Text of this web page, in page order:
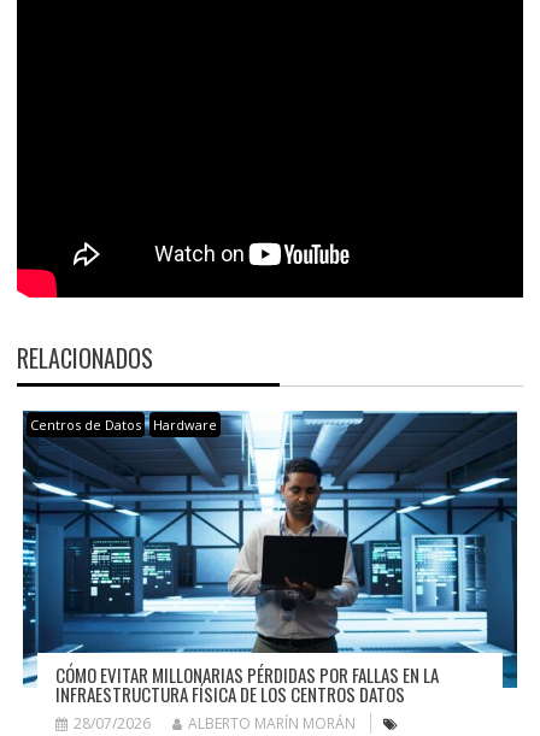
RELACIONADOS
Centros de Datos Hardware
CÓMO EVITAR MILLONARIAS PÉRDIDAS POR FALLAS EN LA
INFRAESTRUCTURA FÍSICA DE LOS CENTROS DATOS
28/07/2026 ALBERTO MARÍN MORÁN